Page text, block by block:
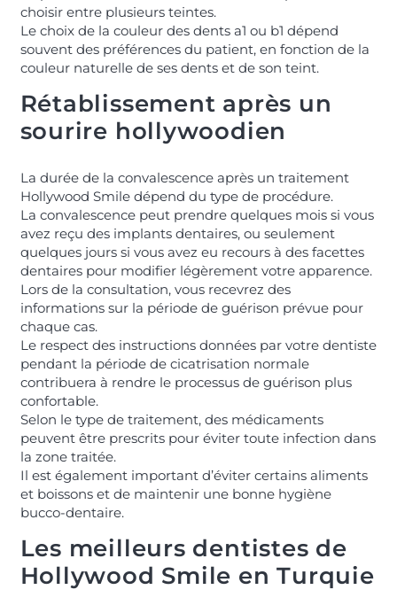
choisir entre plusieurs teintes.
Le choix de la couleur des dents a1 ou b1 dépend
souvent des préférences du patient, en fonction de la
couleur naturelle de ses dents et de son teint.
Rétablissement après un
sourire hollywoodien
La durée de la convalescence après un traitement
Hollywood Smile dépend du type de procédure.
La convalescence peut prendre quelques mois si vous
avez reçu des implants dentaires, ou seulement
quelques jours si vous avez eu recours à des facettes
dentaires pour modifier légèrement votre apparence.
Lors de la consultation, vous recevrez des
informations sur la période de guérison prévue pour
chaque cas.
Le respect des instructions données par votre dentiste
pendant la période de cicatrisation normale
contribuera à rendre le processus de guérison plus
confortable.
Selon le type de traitement, des médicaments
peuvent être prescrits pour éviter toute infection dans
la zone traitée.
Il est également important d’éviter certains aliments
et boissons et de maintenir une bonne hygiène
bucco-dentaire.
Les meilleurs dentistes de
Hollywood Smile en Turquie